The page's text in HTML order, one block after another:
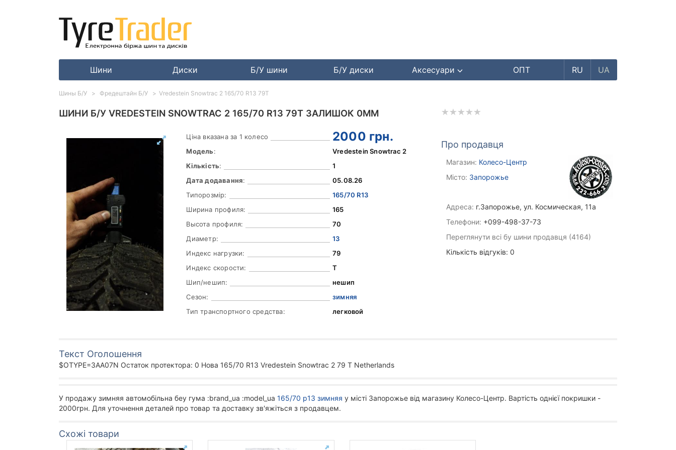
Шини Диски Б/У шини Б/У диски Аксесуари ОПТ RU UA
ШИНИ Б/У VREDESTEIN SNOWTRAC 2 165/70 R13 79T ЗАЛИШОК 0ММ
Ціна вказана за 1 колесо 2000 грн.
Модель:
Vredestein Snowtrac 2
Кількість:
1
Дата додавання:
05.08.26
Типорозмір:
165/70 R13
Ширина профиля:
165
Высота профиля:
70
Диаметр:
13
Индекс нагрузки:
79
Индекс скорости:
T
Шип/нешип:
нешип
Сезон:
зимняя
Тип транспортного средства:
легковой
Про продавця
Магазин: Колесо-Центр
Місто: Запорожье
Адреса: г.Запорожье, ул. Космическая, 11а
Телефони: +099-498-37-73
Переглянути всі бу шини продавця (4164)
Кількість відгуків: 0
Текст Оголошення
$OTYPE=3AA07N Остаток протектора: 0 Нова 165/70 R13 Vredestein Snowtrac 2 79 T Netherlands
У продажу зимняя автомобільна беу гума :brand_ua :model_ua 165/70 р13 зимняя у місті Запорожье від магазину Колесо-Центр. Вартість однієї покришки -
2000грн. Для уточнення деталей про товар та доставку зв'яжіться з продавцем.
Схожі товари
Шины Б/У Фредештайн Б/У Vredestein Snowtrac 2 165/70 R13 79T